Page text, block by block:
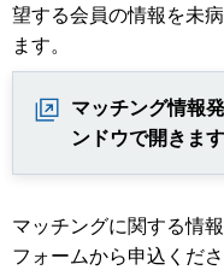
望する会員の情報を未
ます。
マッチング情報
ンドウで開きます
マッチングに関する情
フォームから申込くだ